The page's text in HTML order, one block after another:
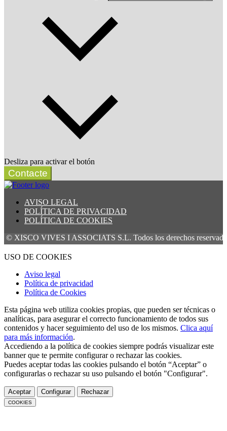
Desliza para activar el botón
Contacte
AVISO LEGAL
POLÍTICA DE PRIVACIDAD
POLÍTICA DE COOKIES
VIVES I ASSOCIATS S.L. Todos los derechos reservados.
USO DE COOKIES
Aviso legal
Política de privacidad
Política de Cookies
Esta página web utiliza cookies propias, que pueden ser técnicas o
analíticas, para asegurar el correcto funcionamiento de todos sus
contenidos y hacer seguimiento del uso de los mismos. Clica aquí
para más información.
Accediendo a la política de cookies siempre podrás visualizar este
banner que te permite configurar o rechazar las cookies.
Puedes aceptar todas las cookies pulsando el botón “Aceptar” o
configurarlas o rechazar su uso pulsando el botón "Configurar".
Aceptar Configurar Rechazar
COOKIES